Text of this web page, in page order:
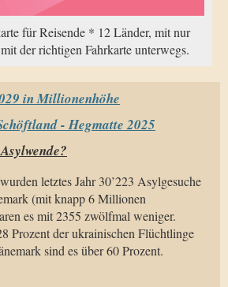
für Reisende * 12 Länder, mit nur
der richtigen Fahrkarte unterwegs.
in Millionenhöhe
- Hegmatte 2025
letztes Jahr 30’223 Asylgesuche
(mit knapp 6 Millionen
es mit 2355 zwölfmal weniger.
Prozent der ukrainischen Flüchtlinge
sind es über 60 Prozent.